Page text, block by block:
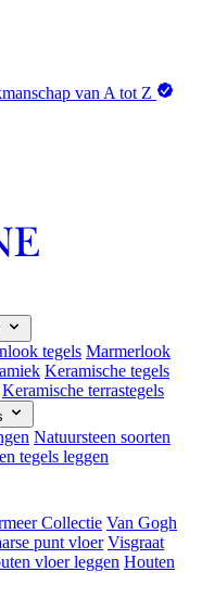
van A tot Z
tegels Marmerlook
Keramische tegels
Keramische terrastegels
Natuursteen soorten
tegels leggen
Collectie Van Gogh
punt vloer Visgraat
vloer leggen Houten